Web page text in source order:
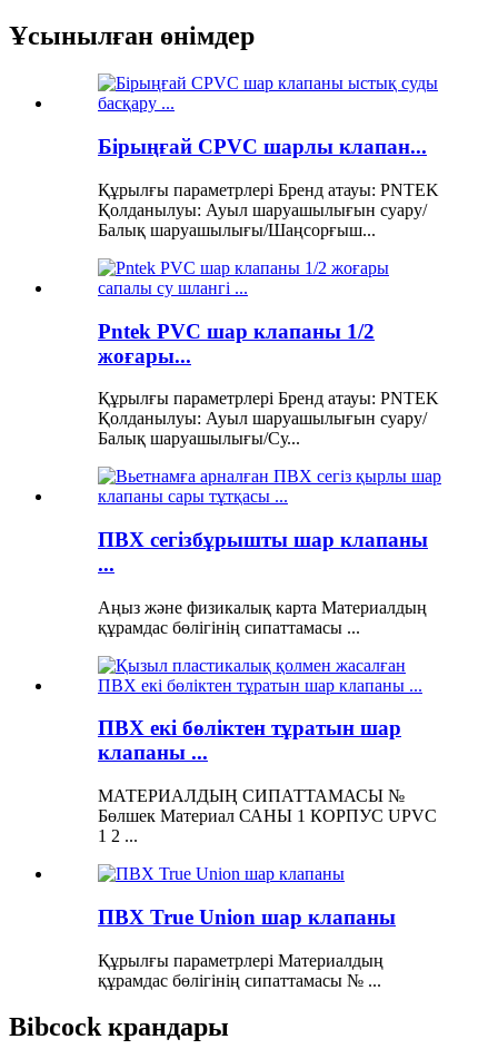
Ұсынылған өнімдер
Бірыңғай CPVC шарлы клапан...
Құрылғы параметрлері Бренд атауы: PNTEK
Қолданылуы: Ауыл шаруашылығын суару/
Балық шаруашылығы/Шаңсорғыш...
Pntek PVC шар клапаны 1/2
жоғары...
Құрылғы параметрлері Бренд атауы: PNTEK
Қолданылуы: Ауыл шаруашылығын суару/
Балық шаруашылығы/Су...
ПВХ сегізбұрышты шар клапаны
...
Аңыз және физикалық карта Материалдың
құрамдас бөлігінің сипаттамасы ...
ПВХ екі бөліктен тұратын шар
клапаны ...
МАТЕРИАЛДЫҢ СИПАТТАМАСЫ №
Бөлшек Материал САНЫ 1 КОРПУС UPVC
1 2 ...
ПВХ True Union шар клапаны
Құрылғы параметрлері Материалдың
құрамдас бөлігінің сипаттамасы № ...
Bibcock крандары